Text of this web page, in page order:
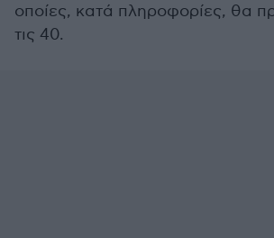
οποίες, κατά πληροφορίες, θα
τις 40.